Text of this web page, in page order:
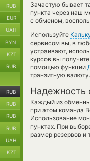
Зачастую бывает
пункта через наш
с обменом,
Используйте
сервисом вы, в
устраивают,
курсов вы
помощью функции
транзитную валюту.
Надежность
Каждый из
при этом команда
Использование
пунктах. При
размер резервов и
RUB
EUR
UAH
BYN
KZT
RUB
RUB
RUB
RUB
RUB
UAH
KZT